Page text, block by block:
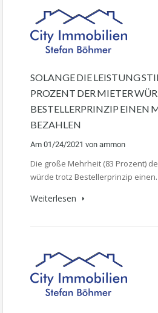
SOLANGE DIE LEISTUNG
PROZENT DER MIETER
BESTELLERPRINZIP EINEN
BEZAHLEN
Am 01/24/2021 von ammon
Die große Mehrheit (83 Prozent)
würde trotz Bestellerprinzip
Weiterlesen